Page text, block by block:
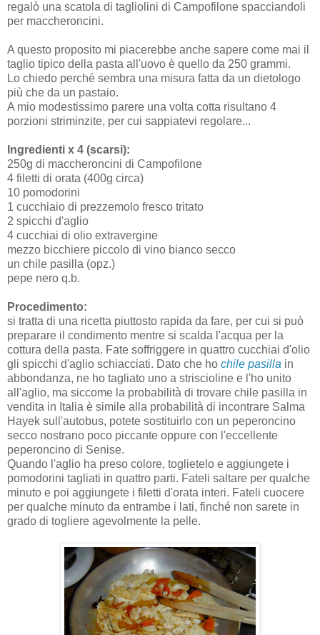
regalò una scatola di tagliolini di Campofilone spacciandoli
per maccheroncini.
A questo proposito mi piacerebbe anche sapere come mai il
taglio tipico della pasta all'uovo è quello da 250 grammi.
Lo chiedo perché sembra una misura fatta da un dietologo
più che da un pastaio.
A mio modestissimo parere una volta cotta risultano 4
porzioni striminzite, per cui sappiatevi regolare...
Ingredienti x 4 (scarsi):
250g di maccheroncini di Campofilone
4 filetti di orata (400g circa)
10 pomodorini
1 cucchiaio di prezzemolo fresco tritato
2 spicchi d'aglio
4 cucchiai di olio extravergine
mezzo bicchiere piccolo di vino bianco secco
un chile pasilla (opz.)
pepe nero q.b.
Procedimento:
si tratta di una ricetta piuttosto rapida da fare, per cui si può
preparare il condimento mentre si scalda l'acqua per la
cottura della pasta. Fate soffriggere in quattro cucchiai d'olio
gli spicchi d'aglio schiacciati. Dato che ho chile pasilla in
abbondanza, ne ho tagliato uno a striscioline e l'ho unito
all'aglio, ma siccome la probabilità di trovare chile pasilla in
vendita in Italia è simile alla probabilità di incontrare Salma
Hayek sull'autobus, potete sostituirlo con un peperoncino
secco nostrano poco piccante oppure con l'eccellente
peperoncino di Senise.
Quando l'aglio ha preso colore, toglietelo e aggiungete i
pomodorini tagliati in quattro parti. Fateli saltare per qualche
minuto e poi aggiungete i filetti d'orata interi. Fateli cuocere
per qualche minuto da entrambe i lati, finché non sarete in
grado di togliere agevolmente la pelle.